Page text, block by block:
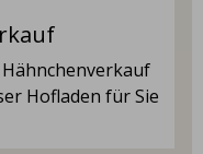
Kartoffeln
Ernten an.
Hofladen für Sie